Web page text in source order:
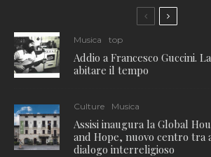
Musica top
Addio a Francesco Guccini.
abitare il tempo
Culture Musica
Assisi inaugura la Global
and Hope, nuovo centro tra
dialogo interreligioso